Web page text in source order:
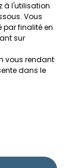
à l'utilisation
Vous
par finalité en
sur
vous rendant
dans le